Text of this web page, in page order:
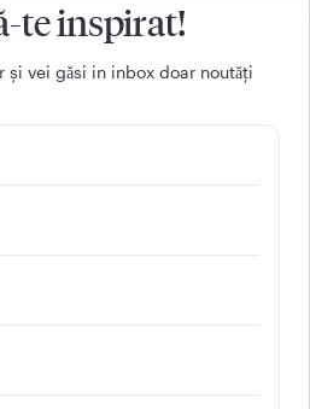
te inspirat!
și vei gǎsi in inbox doar noutǎți